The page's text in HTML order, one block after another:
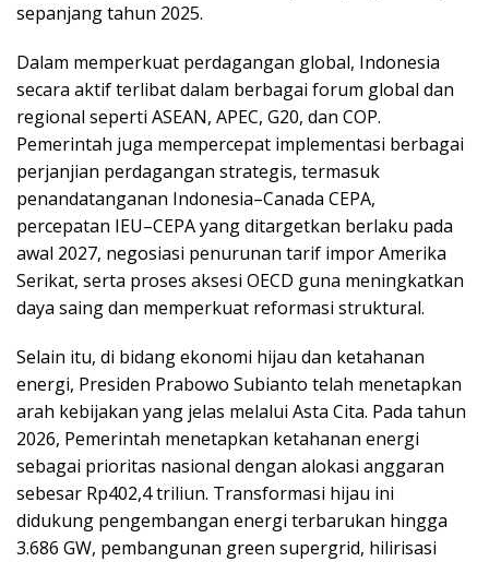
sepanjang tahun 2025.
Dalam memperkuat perdagangan global, Indonesia
secara aktif terlibat dalam berbagai forum global dan
regional seperti ASEAN, APEC, G20, dan COP.
Pemerintah juga mempercepat implementasi berbagai
perjanjian perdagangan strategis, termasuk
penandatanganan Indonesia–Canada CEPA,
percepatan IEU–CEPA yang ditargetkan berlaku pada
awal 2027, negosiasi penurunan tarif impor Amerika
Serikat, serta proses aksesi OECD guna meningkatkan
daya saing dan memperkuat reformasi struktural.
Selain itu, di bidang ekonomi hijau dan ketahanan
energi, Presiden Prabowo Subianto telah menetapkan
arah kebijakan yang jelas melalui Asta Cita. Pada tahun
2026, Pemerintah menetapkan ketahanan energi
sebagai prioritas nasional dengan alokasi anggaran
sebesar Rp402,4 triliun. Transformasi hijau ini
didukung pengembangan energi terbarukan hingga
3.686 GW, pembangunan green supergrid, hilirisasi